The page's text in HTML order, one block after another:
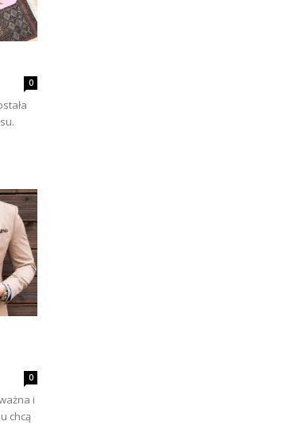
0
0
i
chcą